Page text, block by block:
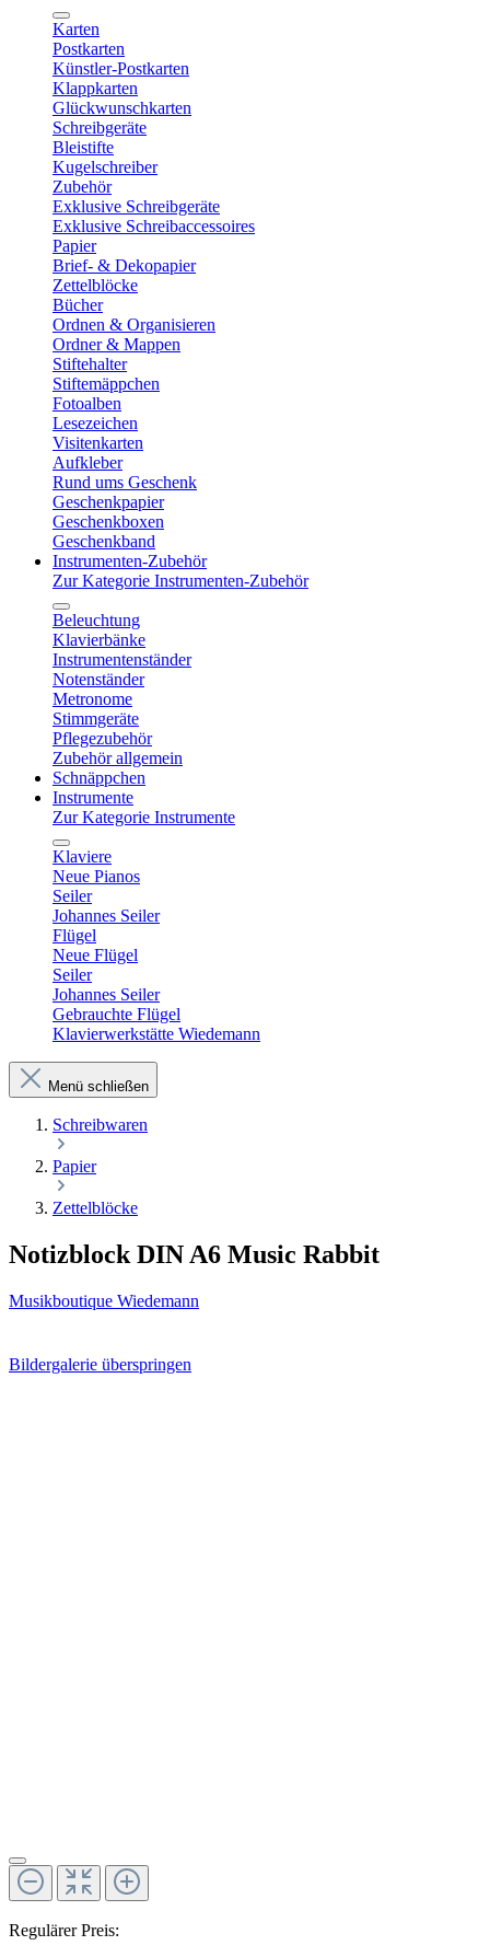
Karten
Postkarten
Künstler-Postkarten
Klappkarten
Glückwunschkarten
Schreibgeräte
Bleistifte
Kugelschreiber
Zubehör
Exklusive Schreibgeräte
Exklusive Schreibaccessoires
Papier
Brief- & Dekopapier
Zettelblöcke
Bücher
Ordnen & Organisieren
Ordner & Mappen
Stiftehalter
Stiftemäppchen
Fotoalben
Lesezeichen
Visitenkarten
Aufkleber
Rund ums Geschenk
Geschenkpapier
Geschenkboxen
Geschenkband
Instrumenten-Zubehör
Zur Kategorie Instrumenten-Zubehör
Beleuchtung
Klavierbänke
Instrumentenständer
Notenständer
Metronome
Stimmgeräte
Pflegezubehör
Zubehör allgemein
Schnäppchen
Instrumente
Zur Kategorie Instrumente
Klaviere
Neue Pianos
Seiler
Johannes Seiler
Flügel
Neue Flügel
Seiler
Johannes Seiler
Gebrauchte Flügel
Klavierwerkstätte Wiedemann
Menü schließen
Schreibwaren
Papier
Zettelblöcke
Notizblock DIN A6 Music Rabbit
Musikboutique Wiedemann
Bildergalerie überspringen
Regulärer Preis: